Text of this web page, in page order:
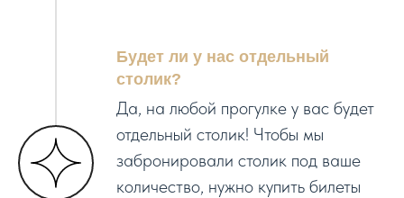
Будет ли у нас отдельный
столик?
Да, на любой прогулке у вас будет
отдельный столик! Чтобы мы
забронировали столик под ваше
количество, нужно купить билеты